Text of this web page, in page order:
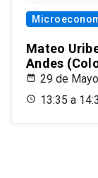
Mateo
Andes
29 de
13:35 a